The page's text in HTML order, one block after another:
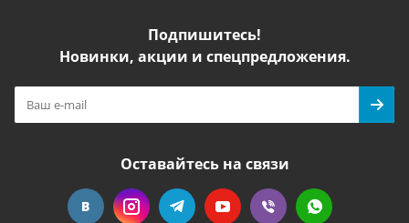
Подпишитесь!
Новинки, акции и спецпредложения.
Оставайтесь на связи